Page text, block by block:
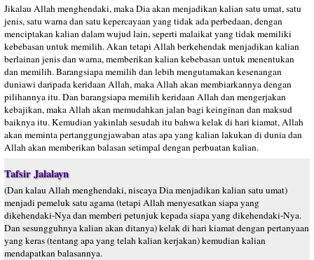
Jikalau Allah menghendaki, maka Dia akan menjadikan kalian satu umat, satu
jenis, satu warna dan satu kepercayaan yang tidak ada perbedaan, dengan
menciptakan kalian dalam wujud lain, seperti malaikat yang tidak memiliki
kebebasan untuk memilih. Akan tetapi Allah berkehendak menjadikan kalian
berlainan jenis dan warna, memberikan kalian kebebasan untuk menentukan
dan memilih. Barangsiapa memilih dan lebih mengutamakan kesenangan
duniawi daripada keridaan Allah, maka Allah akan membiarkannya dengan
pilihannya itu. Dan barangsiapa memilih keridaan Allah dan mengerjakan
kebajikan, maka Allah akan memudahkan jalan bagi keinginan dan maksud
baiknya itu. Kemudian yakinlah sesudah itu bahwa kelak di hari kiamat, Allah
akan meminta pertanggungjawaban atas apa yang kalian lakukan di dunia dan
Allah akan memberikan balasan setimpal dengan perbuatan kalian.
Tafsir Jalalayn
(Dan kalau Allah menghendaki, niscaya Dia menjadikan kalian satu umat)
menjadi pemeluk satu agama (tetapi Allah menyesatkan siapa yang
dikehendaki-Nya dan memberi petunjuk kepada siapa yang dikehendaki-Nya.
Dan sesungguhnya kalian akan ditanya) kelak di hari kiamat dengan pertanyaan
yang keras (tentang apa yang telah kalian kerjakan) kemudian kalian
mendapatkan balasannya.